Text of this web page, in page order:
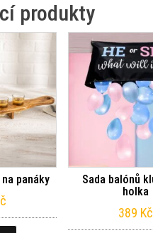
produkty
panáky
Sada balónů
holka
389 Kč